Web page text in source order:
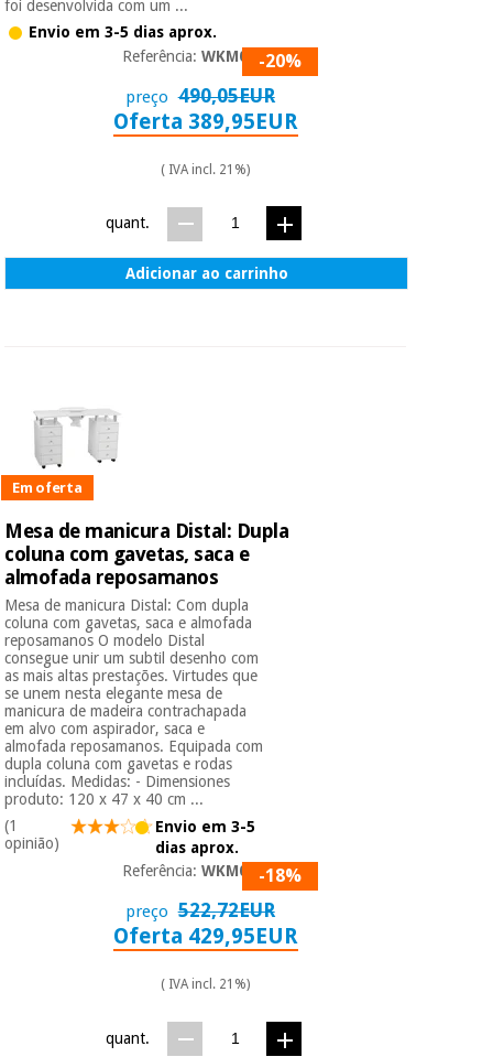
foi desenvolvida com um ...
Envio em 3-5 dias aprox.
Referência:WKM015-20%
preço 490,05EUR
Oferta 389,95EUR
( IVA incl. 21%)
quant.
Adicionar ao carrinho
Em oferta
Mesa de manicura Distal: Dupla
coluna com gavetas, saca e
almofada reposamanos
Mesa de manicura Distal: Com dupla
coluna com gavetas, saca e almofada
reposamanos O modelo Distal
consegue unir um subtil desenho com
as mais altas prestações. Virtudes que
se unem nesta elegante mesa de
manicura de madeira contrachapada
em alvo com aspirador, saca e
almofada reposamanos. Equipada com
dupla coluna com gavetas e rodas
incluídas. Medidas: - Dimensiones
produto: 120 x 47 x 40 cm ...
(1
opinião)
Envio em 3-5
dias aprox.
Referência:WKM001-18%
preço 522,72EUR
Oferta 429,95EUR
( IVA incl. 21%)
quant.